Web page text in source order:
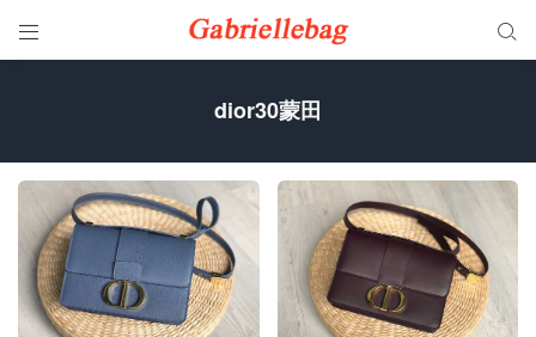
 
dior30蒙田